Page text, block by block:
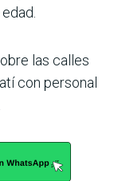
las calles
con personal